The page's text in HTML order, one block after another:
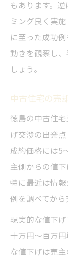
もあります。
ミング良く実
に至った成功
動きを観察し
しょう。
中古住宅の売
徳島の中古住
げ交渉の出発
成約価格には5
主側からの値
特に最近は情
例を調べてから
現実的な値下
十万円～百万
な値下げは売